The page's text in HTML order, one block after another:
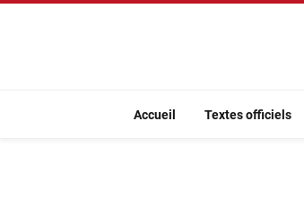
Accueil Textes officiels